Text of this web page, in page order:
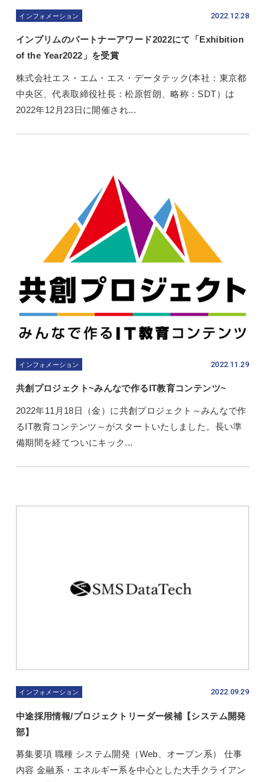
インフォメーション 2022.12.28
インプリムのパートナーアワード2022にて「Exhibition
of the Year2022」を受賞
株式会社エス・エム・エス・データテック(本社：東京都
中央区、代表取締役社長：松原哲朗、略称：SDT）は
2022年12月23日に開催され...
インフォメーション 2022.11.29
共創プロジェクト~みんなで作るIT教育コンテンツ~
2022年11月18日（金）に共創プロジェクト～みんなで作
るIT教育コンテンツ～がスタートいたしました。長い準
備期間を経てついにキック...
インフォメーション 2022.09.29
中途採用情報/プロジェクトリーダー候補【システム開発
部】
募集要項 職種 システム開発（Web、オープン系） 仕事
内容 金融系・エネルギー系を中心とした大手クライアン